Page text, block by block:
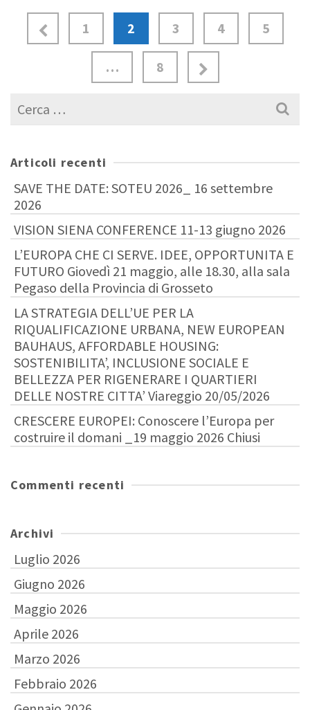
1 2 3 4 5
…
8
Cerca
per:
Articoli recenti
SAVE THE DATE: SOTEU 2026_ 16 settembre
2026
VISION SIENA CONFERENCE 11-13 giugno 2026
L’EUROPA CHE CI SERVE. IDEE, OPPORTUNITA E
FUTURO Giovedì 21 maggio, alle 18.30, alla sala
Pegaso della Provincia di Grosseto
LA STRATEGIA DELL’UE PER LA
RIQUALIFICAZIONE URBANA, NEW EUROPEAN
BAUHAUS, AFFORDABLE HOUSING:
SOSTENIBILITA’, INCLUSIONE SOCIALE E
BELLEZZA PER RIGENERARE I QUARTIERI
DELLE NOSTRE CITTA’ Viareggio 20/05/2026
CRESCERE EUROPEI: Conoscere l’Europa per
costruire il domani _19 maggio 2026 Chiusi
Commenti recenti
Archivi
Luglio 2026
Giugno 2026
Maggio 2026
Aprile 2026
Marzo 2026
Febbraio 2026